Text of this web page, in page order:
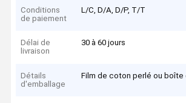
Conditions
de paiement
L/C, D/A, D/P, T/T
Délai de
livraison
30 à 60 jours
Détails
d'emballage
Film de coton perlé ou boîte